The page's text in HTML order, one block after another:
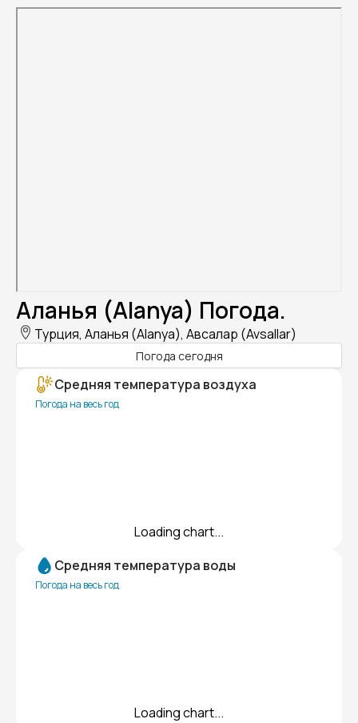
Аланья (Alanya) Погода.
Турция, Аланья (Alanya), Авсалар (Avsallar)
Погода сегодня
Средняя температура воздуха
Погода на весь год
Loading chart...
Средняя температура воды
Погода на весь год
Loading chart...